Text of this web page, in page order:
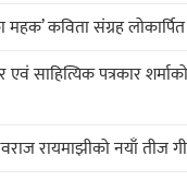
कविता संग्रह लोकार्पित
एवं साहित्यिक पत्रकार
रायमाझीको नयाँ तीज